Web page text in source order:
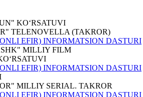
KO‘RSATUVI
TELENOVELLA (TAKROR)
EFIR) INFORMATSION DASTURI
MILLIY FILM
EFIR) INFORMATSION DASTURI
MILLIY SERIAL. TAKROR
EFIR) INFORMATSION DASTURI